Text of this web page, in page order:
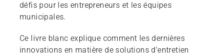
défis pour les entrepreneurs et les équipes
municipales.
Ce livre blanc explique comment les dernières
innovations en matière de solutions d'entretien